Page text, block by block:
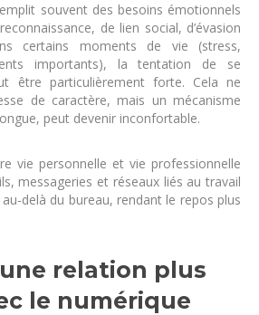
souvent des besoins émotionnels
de lien social, d’évasion
certains moments de vie (stress,
importants), la tentation de se
être particulièrement forte. Cela ne
de caractère, mais un mécanisme
peut devenir inconfortable.
vie personnelle et vie professionnelle
messageries et réseaux liés au travail
delà du bureau, rendant le repos plus
relation plus
le numérique